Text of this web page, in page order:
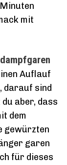
mit
Auflauf
darauf sind
aber, dass
dem
gewürzten
garen
für dieses